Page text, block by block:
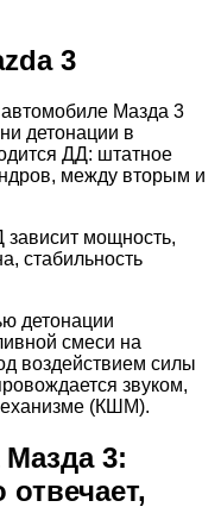
3
Мазда 3
детонации в
ДД: штатное
между вторым и
мощность,
стабильность
детонации
смеси на
воздействием силы
звуком,
(КШМ).
3: